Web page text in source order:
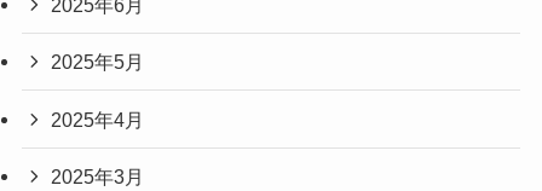
2025年6月
2025年5月
2025年4月
2025年3月